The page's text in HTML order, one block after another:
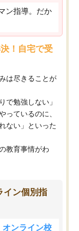
ン指導。だか
！自宅で受
は尽きることが
で勉強しない」
っているのに、
ない」といった
教育事情がわ
イン個別指
オンライン校